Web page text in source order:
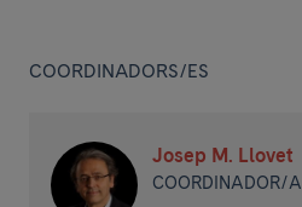
COORDINADORS/ES
Josep M. Llovet
COORDINADOR/A